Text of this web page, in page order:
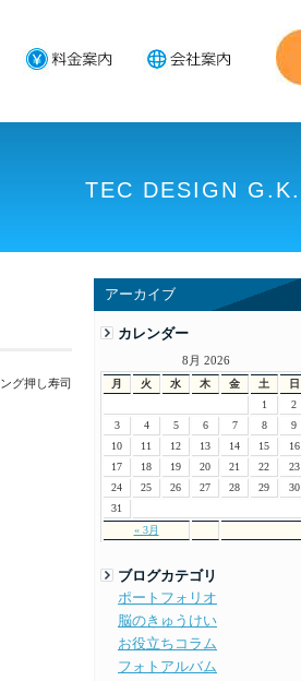
TEC DESIGN G.K.
アーカイブ
カレンダー
8月 2026
月 火 水 木 金 土 日
« 3月
1
2
3
4 5 6 7 8
9
10
11 12 13 14 15
16
17
18 19 20 21 22
23
24
25 26 27 28 29
30
31
ブログカテゴリ
ポートフォリオ
脳のきゅうけい
お役立ちコラム
フォトアルバム
グ押し寿司